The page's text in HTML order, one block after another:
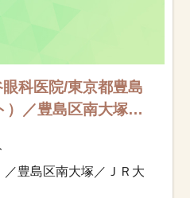
科医院/東京都豊島
）／豊島区南大塚／
豊島区南大塚／ＪＲ大